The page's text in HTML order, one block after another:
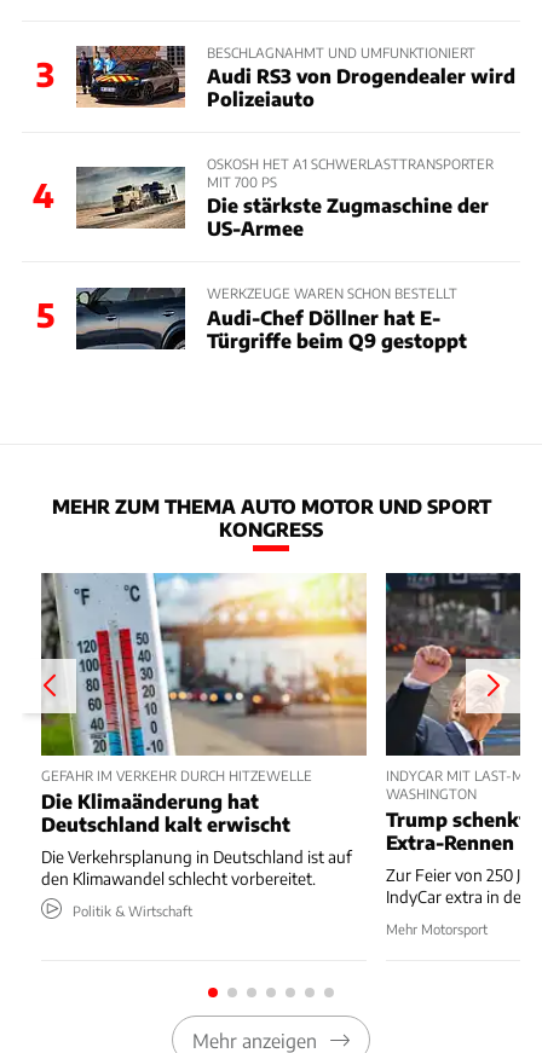
3
BESCHLAGNAHMT UND UMFUNKTIONIERT
Audi RS3 von Drogendealer wird
Polizeiauto
4
OSKOSH HET A1 SCHWERLASTTRANSPORTER
MIT 700 PS
Die stärkste Zugmaschine der
US-Armee
5
WERKZEUGE WAREN SCHON BESTELLT
Audi-Chef Döllner hat E-
Türgriffe beim Q9 gestoppt
MEHR ZUM THEMA AUTO MOTOR UND SPORT
KONGRESS
GEFAHR IM VERKEHR DURCH HITZEWELLE
Die Klimaänderung hat
Deutschland kalt erwischt
Die Verkehrsplanung in Deutschland ist auf
den Klimawandel schlecht vorbereitet.
Politik & Wirtschaft
INDYCAR MIT LAST-
WASHINGTON
Trump schenkt
Extra-Rennen
Zur Feier von 250
IndyCar extra in der
Mehr Motorsport
Mehr anzeigen